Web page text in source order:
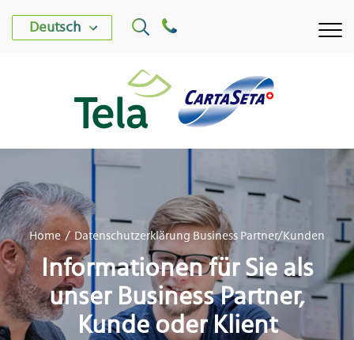
Deutsch
WERK TELA
WERK CARTASETA
PRODUKTE
NACHHALTIGKEIT
Home Datenschutzerklärung Business Partner/Kunden
Informationen für Sie als
unser Business Partner,
Kunde oder Klient